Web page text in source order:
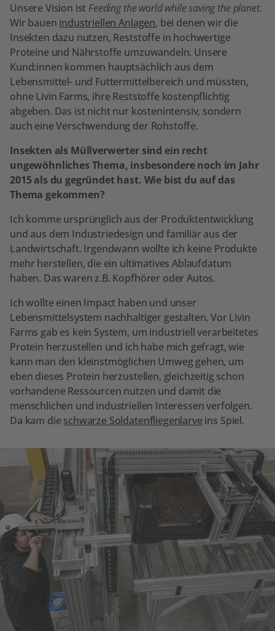
Unsere Vision ist Feeding the world while saving the planet.
Wir bauen industriellen Anlagen, bei denen wir die
Insekten dazu nutzen, Reststoffe in hochwertige
Proteine und Nährstoffe umzuwandeln. Unsere
Kund:innen kommen hauptsächlich aus dem
Lebensmittel- und Futtermittelbereich und müssten,
ohne Livin Farms, ihre Reststoffe kostenpflichtig
abgeben. Das ist nicht nur kostenintensiv, sondern
auch eine Verschwendung der Rohstoffe.
Insekten als Müllverwerter sind ein recht
ungewöhnliches Thema, insbesondere noch im Jahr
2015 als du gegründet hast. Wie bist du auf das
Thema gekommen?
Ich komme ursprünglich aus der Produktentwicklung
und aus dem Industriedesign und familiär aus der
Landwirtschaft. Irgendwann wollte ich keine Produkte
mehr herstellen, die ein ultimatives Ablaufdatum
haben. Das waren z.B. Kopfhörer oder Autos.
Ich wollte einen Impact haben und unser
Lebensmittelsystem nachhaltiger gestalten. Vor Livin
Farms gab es kein System, um industriell verarbeitetes
Protein herzustellen und ich habe mich gefragt, wie
kann man den kleinstmöglichen Umweg gehen, um
eben dieses Protein herzustellen, gleichzeitig schon
vorhandene Ressourcen nutzen und damit die
menschlichen und industriellen Interessen verfolgen.
Da kam die schwarze Soldatenfliegenlarve ins Spiel.